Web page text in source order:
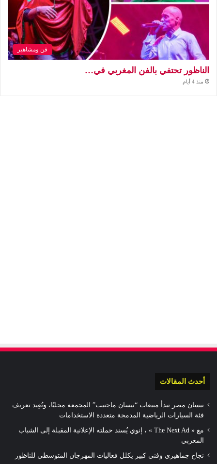
فن ومشاهير
الناظور تحتفي بالفن المغربي في…
منذ 4 أيام
أحدث المقالات
نيسان مصر تبدأ مبيعات “نيسان ماجنيت” المجمعة محليًا، وتُعِيد تعريف
فئة السيارات الرياضية المدمجة متعددة الاستخدامات
مع « The Next Ad » ، إنوي يُسند حملته الإعلانية المقبلة إلى الشباب
المغربي
نجاح جماهيري وفني كبير يكلل فعاليات المهرجان المتوسطي للناظور